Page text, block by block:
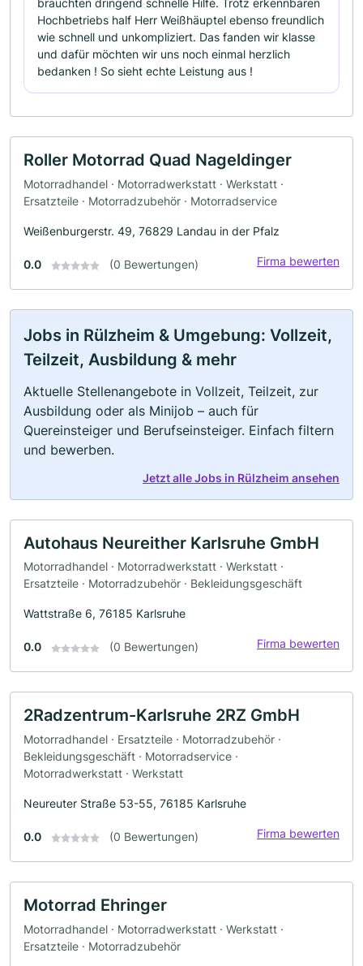
brauchten dringend schnelle Hilfe. Trotz erkennbaren
Hochbetriebs half Herr Weißhäuptel ebenso freundlich
wie schnell und unkompliziert. Das fanden wir klasse
und dafür möchten wir uns noch einmal herzlich
bedanken ! So sieht echte Leistung aus !
Roller Motorrad Quad Nageldinger
Motorradhandel · Motorradwerkstatt · Werkstatt ·
Ersatzteile · Motorradzubehör · Motorradservice
Weißenburgerstr. 49, 76829 Landau in der Pfalz
0.0 (0 Bewertungen) Firma bewerten
Jobs in Rülzheim & Umgebung: Vollzeit,
Teilzeit, Ausbildung & mehr
Aktuelle Stellenangebote in Vollzeit, Teilzeit, zur
Ausbildung oder als Minijob – auch für
Quereinsteiger und Berufseinsteiger. Einfach filtern
und bewerben.
Jetzt alle Jobs in Rülzheim ansehen
Autohaus Neureither Karlsruhe GmbH
Motorradhandel · Motorradwerkstatt · Werkstatt ·
Ersatzteile · Motorradzubehör · Bekleidungsgeschäft
Wattstraße 6, 76185 Karlsruhe
0.0 (0 Bewertungen) Firma bewerten
2Radzentrum-Karlsruhe 2RZ GmbH
Motorradhandel · Ersatzteile · Motorradzubehör ·
Bekleidungsgeschäft · Motorradservice ·
Motorradwerkstatt · Werkstatt
Neureuter Straße 53-55, 76185 Karlsruhe
0.0 (0 Bewertungen) Firma bewerten
Motorrad Ehringer
Motorradhandel · Motorradwerkstatt · Werkstatt ·
Ersatzteile · Motorradzubehör